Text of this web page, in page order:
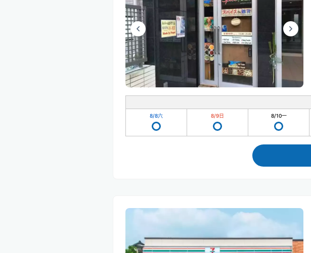
8/8六 8/9日 8/10一